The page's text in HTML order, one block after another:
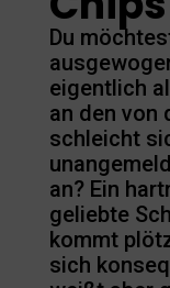
Du
eigentlich
an den von
schleicht
an? Ein
geliebte
kommt
sich